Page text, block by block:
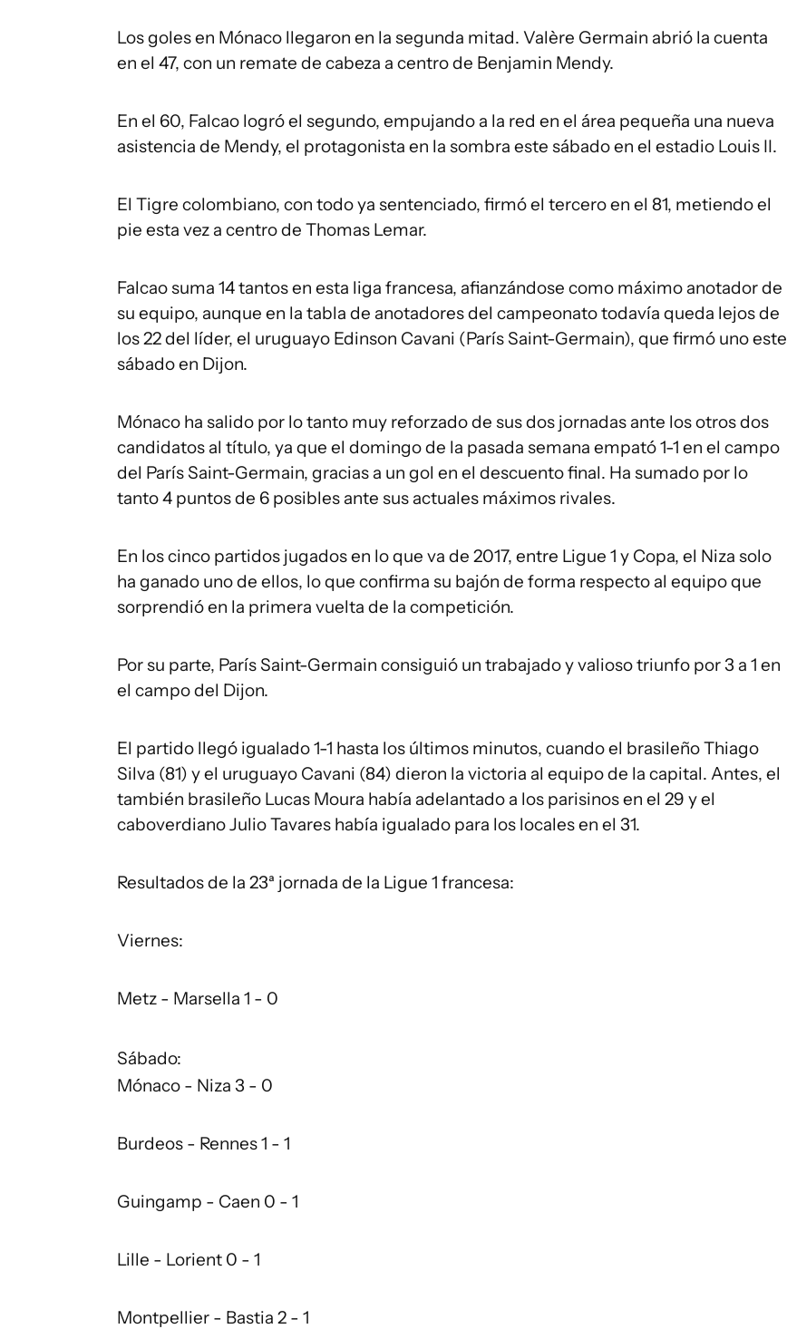
Los goles en Mónaco llegaron en la segunda mitad. Valère Germain abrió la cuenta
en el 47, con un remate de cabeza a centro de Benjamin Mendy.
En el 60, Falcao logró el segundo, empujando a la red en el área pequeña una nueva
asistencia de Mendy, el protagonista en la sombra este sábado en el estadio Louis II.
El Tigre colombiano, con todo ya sentenciado, firmó el tercero en el 81, metiendo el
pie esta vez a centro de Thomas Lemar.
Falcao suma 14 tantos en esta liga francesa, afianzándose como máximo anotador de
su equipo, aunque en la tabla de anotadores del campeonato todavía queda lejos de
los 22 del líder, el uruguayo Edinson Cavani (París Saint-Germain), que firmó uno este
sábado en Dijon.
Mónaco ha salido por lo tanto muy reforzado de sus dos jornadas ante los otros dos
candidatos al título, ya que el domingo de la pasada semana empató 1-1 en el campo
del París Saint-Germain, gracias a un gol en el descuento final. Ha sumado por lo
tanto 4 puntos de 6 posibles ante sus actuales máximos rivales.
En los cinco partidos jugados en lo que va de 2017, entre Ligue 1 y Copa, el Niza solo
ha ganado uno de ellos, lo que confirma su bajón de forma respecto al equipo que
sorprendió en la primera vuelta de la competición.
Por su parte, París Saint-Germain consiguió un trabajado y valioso triunfo por 3 a 1 en
el campo del Dijon.
El partido llegó igualado 1-1 hasta los últimos minutos, cuando el brasileño Thiago
Silva (81) y el uruguayo Cavani (84) dieron la victoria al equipo de la capital. Antes, el
también brasileño Lucas Moura había adelantado a los parisinos en el 29 y el
caboverdiano Julio Tavares había igualado para los locales en el 31.
Resultados de la 23ª jornada de la Ligue 1 francesa:
Viernes:
Metz - Marsella 1 - 0
Sábado:
Mónaco - Niza 3 - 0
Burdeos - Rennes 1 - 1
Guingamp - Caen 0 - 1
Lille - Lorient 0 - 1
Montpellier - Bastia 2 - 1